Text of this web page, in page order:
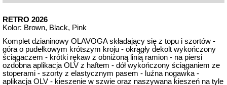
RETRO 2026
Kolor: Brown, Black, Pink
Komplet dzianinowy OLAVOGA składający się z topu i szortów -
góra o pudełkowym krótszym kroju - okrągły dekolt wykończony
ściągaczem - krótki rękaw z obniżoną linią ramion - na piersi
ozdobna aplikacja OLV z haftem - dół wykończony ściąganiem ze
stoperami - szorty z elastycznym pasem - luźna nogawka -
aplikacja OLV - kieszenie w szwie oraz naszywana kieszeń na tyle